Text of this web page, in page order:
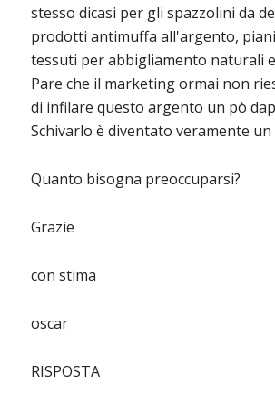
stesso dicasi per gli spazzolini da
prodotti antimuffa all'argento,
tessuti per abbigliamento naturali
Pare che il marketing ormai non
di infilare questo argento un pò
Schivarlo è diventato veramente un
Quanto bisogna preoccuparsi?
Grazie
con stima
oscar
RISPOSTA